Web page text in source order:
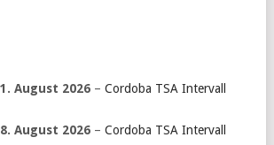
August 2026– Cordoba TSA Intervall
August 2026– Cordoba TSA Intervall